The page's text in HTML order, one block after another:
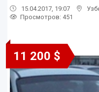
15.04.2017, 19:07
Просмотров: 451
11 200 $